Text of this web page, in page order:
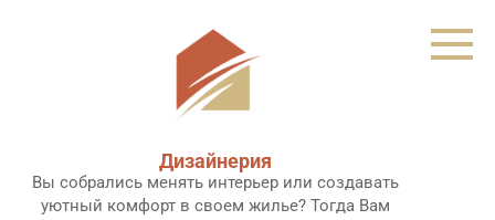
Дизайнерия
Вы собрались менять интерьер или создавать
уютный комфорт в своем жилье? Тогда Вам